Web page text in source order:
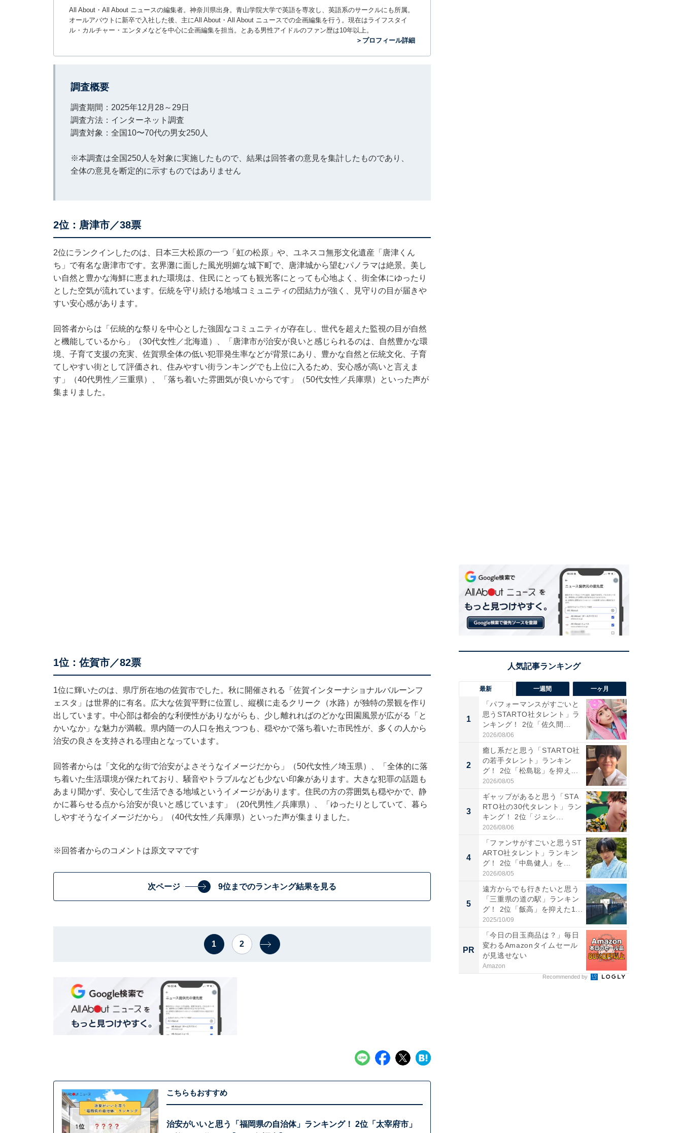
All About・All About ニュースの編集者。神奈川県出身。青山学院大学で英語を専攻し、英語系のサークルにも所属。
オールアバウトに新卒で入社した後、主にAll About・All About ニュースでの企画編集を行う。現在はライフスタイ
ル・カルチャー・エンタメなどを中心に企画編集を担当。とある男性アイドルのファン歴は10年以上。
＞プロフィール詳細
調査概要
調査期間：2025年12月28～29日
調査方法：インターネット調査
調査対象：全国10〜70代の男女250人
※本調査は全国250人を対象に実施したもので、結果は回答者の意見を集計したものであり、
全体の意見を断定的に示すものではありません
2位：唐津市／38票
2位にランクインしたのは、日本三大松原の一つ「虹の松原」や、ユネスコ無形文化遺産「唐津くん
ち」で有名な唐津市です。玄界灘に面した風光明媚な城下町で、唐津城から望むパノラマは絶景。美し
い自然と豊かな海鮮に恵まれた環境は、住民にとっても観光客にとっても心地よく、街全体にゆったり
とした空気が流れています。伝統を守り続ける地域コミュニティの団結力が強く、見守りの目が届きや
すい安心感があります。
回答者からは「伝統的な祭りを中心とした強固なコミュニティが存在し、世代を超えた監視の目が自然
と機能しているから」（30代女性／北海道）、「唐津市が治安が良いと感じられるのは、自然豊かな環
境、子育て支援の充実、佐賀県全体の低い犯罪発生率などが背景にあり、豊かな自然と伝統文化、子育
てしやすい街として評価され、住みやすい街ランキングでも上位に入るため、安心感が高いと言えま
す」（40代男性／三重県）、「落ち着いた雰囲気が良いからです」（50代女性／兵庫県）といった声が
集まりました。
1位：佐賀市／82票
1位に輝いたのは、県庁所在地の佐賀市でした。秋に開催される「佐賀インターナショナルバルーンフ
ェスタ」は世界的に有名。広大な佐賀平野に位置し、縦横に走るクリーク（水路）が独特の景観を作り
出しています。中心部は都会的な利便性がありながらも、少し離れればのどかな田園風景が広がる「と
かいなか」な魅力が満載。県内随一の人口を抱えつつも、穏やかで落ち着いた市民性が、多くの人から
治安の良さを支持される理由となっています。
回答者からは「文化的な街で治安がよさそうなイメージだから」（50代女性／埼玉県）、「全体的に落
ち着いた生活環境が保たれており、騒音やトラブルなども少ない印象があります。大きな犯罪の話題も
あまり聞かず、安心して生活できる地域というイメージがあります。住民の方の雰囲気も穏やかで、静
かに暮らせる点から治安が良いと感じています」（20代男性／兵庫県）、「ゆったりとしていて、暮ら
しやすそうなイメージだから」（40代女性／兵庫県）といった声が集まりました。
※回答者からのコメントは原文ママです
次ページ 9位までのランキング結果を見る
1 2
こちらもおすすめ
治安がいいと思う「福岡県の自治体」ランキング！ 2位「太宰府市」
最新 一週間 一ヶ月
1
「パフォーマンスがすごいと
思うSTARTO社タレント」ラ
ンキング！ 2位「佐久間...
2026/08/06
2
癒し系だと思う「STARTO社
の若手タレント」ランキン
グ！ 2位「松島聡」を抑え...
2026/08/05
3
ギャップがあると思う「STA
RTO社の30代タレント」ラン
キング！ 2位「ジェシ...
2026/08/06
4
「ファンサがすごいと思うST
ARTO社タレント」ランキン
グ！ 2位「中島健人」を...
2026/08/05
5
遠方からでも行きたいと思う
「三重県の道の駅」ランキン
グ！ 2位「飯高」を抑えた1...
2025/10/09
PR
「今日の目玉商品は？」毎日
変わるAmazonタイムセール
が見逃せない
Amazon
Recommended by